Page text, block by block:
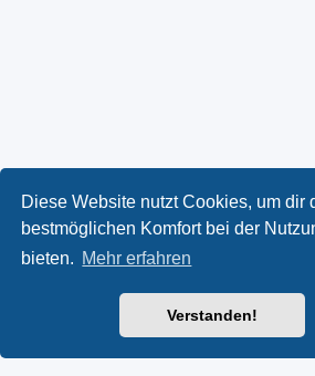
Diese Website nutzt Cookies, um dir
bestmöglichen Komfort bei der
bieten. Mehr erfahren
Verstanden!